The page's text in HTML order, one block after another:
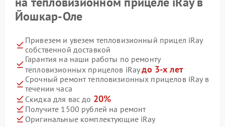
Йошкар-Оле
Привезем и увезем тепловизионный прицел iRay
собственной доставкой
Гарантия на наши работы по ремонту
тепловизионных прицелов iRayдо 3-х лет
Срочный ремонт тепловизионных прицелов iRay в
течении часа
Скидка для вас до 20%
Получите 1500 рублей на ремонт
Оригинальные комплектующие iRay